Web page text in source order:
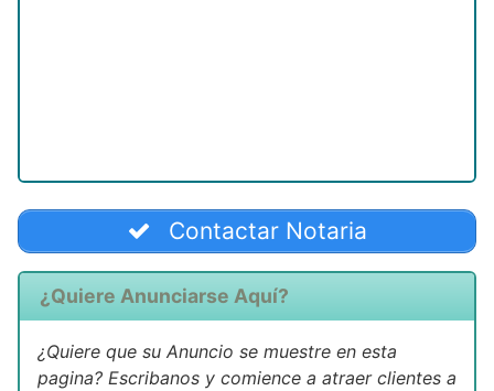
Contactar Notaria
¿Quiere Anunciarse Aquí?
¿Quiere que su Anuncio se muestre en esta
pagina? Escribanos y comience a atraer clientes a